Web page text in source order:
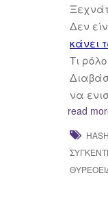
Δεν
κάνει
Τι
να
read